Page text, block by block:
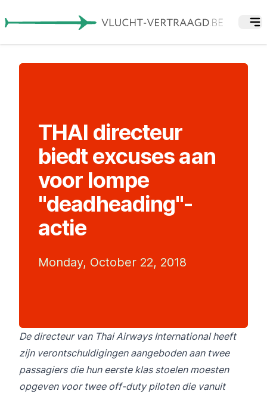
THAI directeur
biedt excuses aan
voor lompe
"deadheading"-
actie
Monday, October 22, 2018
De directeur van Thai Airways International heeft
zijn verontschuldigingen aangeboden aan twee
passagiers die hun eerste klas stoelen moesten
opgeven voor twee off-duty piloten die vanuit